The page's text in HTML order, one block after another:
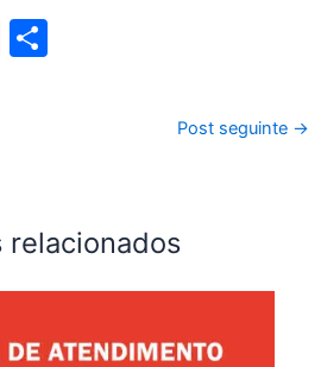
E
Post seguinte →
relacionados